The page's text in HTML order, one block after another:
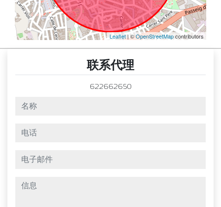
Leaflet| ©OpenStreetMapcontributors
联系代理
622662650
名称
电话
电子邮件
信息